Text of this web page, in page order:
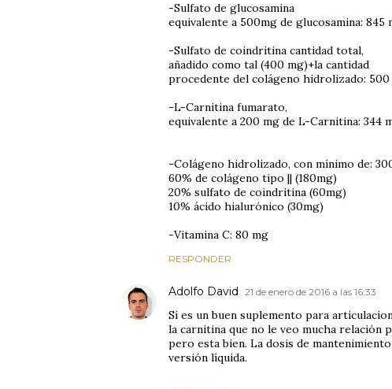
-Sulfato de glucosamina
equivalente a 500mg de glucosamina: 845
-Sulfato de coindritina cantidad total,
añadido como tal (400 mg)+la cantidad
procedente del colágeno hidrolizado: 500
-L-Carnitina fumarato,
equivalente a 200 mg de L-Carnitina: 344
-Colágeno hidrolizado, con mínimo de:
60% de colágeno tipo || (180mg)
20% sulfato de coindritina (60mg)
10% ácido hialurónico (30mg)
-Vitamina C: 80 mg
RESPONDER
Adolfo David 21 de enero de 2016 a las 16:33
Sí es un buen suplemento para
la carnitina que no le veo mucha relación
pero esta bien. La dosis de
versión líquida.